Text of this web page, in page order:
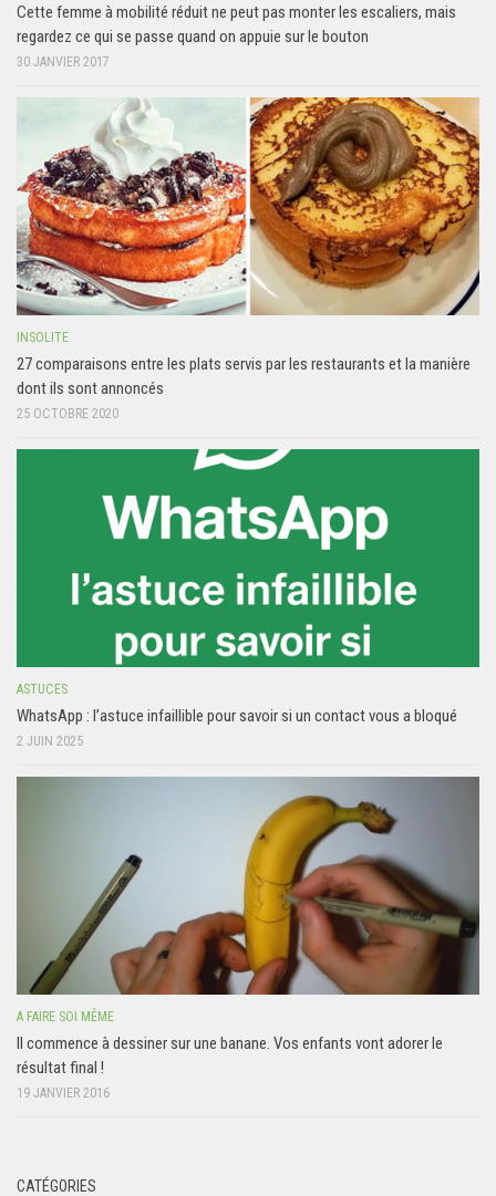
Cette femme à mobilité réduit ne peut pas monter les escaliers, mais
regardez ce qui se passe quand on appuie sur le bouton
30 JANVIER 2017
INSOLITE
27 comparaisons entre les plats servis par les restaurants et la manière
dont ils sont annoncés
25 OCTOBRE 2020
ASTUCES
WhatsApp : l’astuce infaillible pour savoir si un contact vous a bloqué
2 JUIN 2025
A FAIRE SOI MÊME
Il commence à dessiner sur une banane. Vos enfants vont adorer le
résultat final !
19 JANVIER 2016
CATÉGORIES